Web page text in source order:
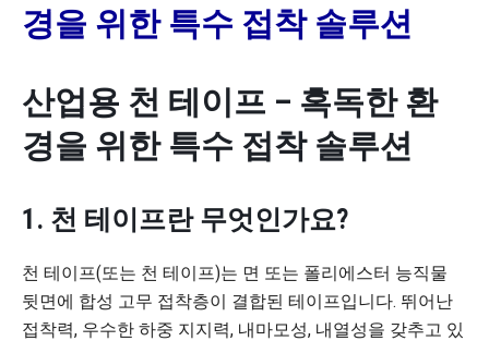
경을 위한 특수 접착 솔루션
산업용 천 테이프 – 혹독한 환
경을 위한 특수 접착 솔루션
1. 천 테이프란 무엇인가요?
천 테이프(또는 천 테이프)는 면 또는 폴리에스터 능직물
뒷면에 합성 고무 접착층이 결합된 테이프입니다. 뛰어난
접착력, 우수한 하중 지지력, 내마모성, 내열성을 갖추고 있